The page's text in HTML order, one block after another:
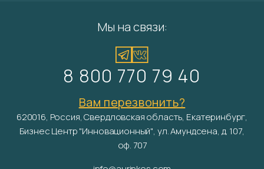
Мы на связи:
8 800 770 79 40
Вам перезвонить?
620016, Россия, Свердловская область, Екатеринбург,
Бизнес Центр "Инновационный", ул. Амундсена, д. 107,
оф. 707